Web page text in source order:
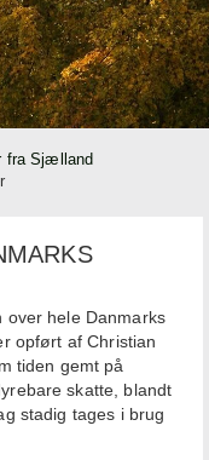
fra Sjælland
over hele Danmarks
opført af Christian
tiden gemt på
skatte, blandt
stadig tages i brug